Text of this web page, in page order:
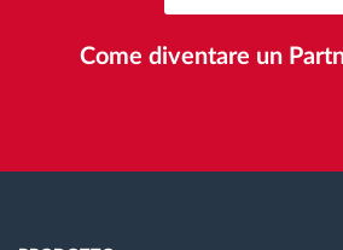
Come diventare un